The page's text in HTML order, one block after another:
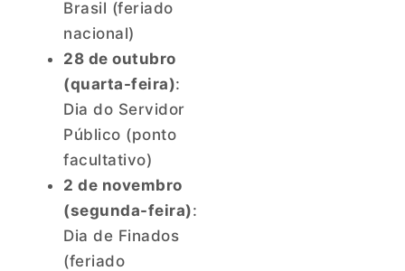
Brasil (feriado
nacional)
28 de outubro
(quarta-feira):
Dia do Servidor
Público (ponto
facultativo)
2 de novembro
(segunda-feira):
Dia de Finados
(feriado